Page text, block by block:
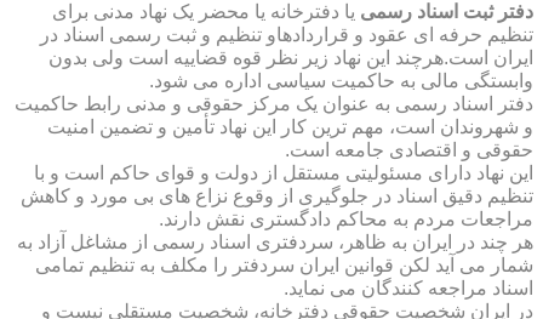
دفتر ثبت اسناد رسمی یا دفترخانه یا محضر یک نهاد مدنی برای
تنظیم حرفه ای عقود و قراردادهاو تنظیم و ثبت رسمی اسناد در
ایران است.هرچند این نهاد زیر نظر قوه قضاییه است ولی بدون
وابستگی مالی به حاکمیت سیاسی اداره می شود.
دفتر اسناد رسمی به عنوان یک مرکز حقوقی و مدنی رابط حاکمیت
و شهروندان است، مهم ترین کار این نهاد تأمین و تضمین امنیت
حقوقی و اقتصادی جامعه است.
این نهاد دارای مسئولیتی مستقل از دولت و قوای حاکم است و با
تنظیم دقیق اسناد در جلوگیری از وقوع نزاع های بی مورد و کاهش
مراجعات مردم به محاکم دادگستری نقش دارند.
هر چند در ایران به ظاهر، سردفتری اسناد رسمی از مشاغل آزاد به
شمار می آید لکن قوانین ایران سردفتر را مکلف به تنظیم تمامی
اسناد مراجعه کنندگان می نماید.
در ایران شخصیت حقوقی دفترخانه، شخصیت مستقلی نیست و